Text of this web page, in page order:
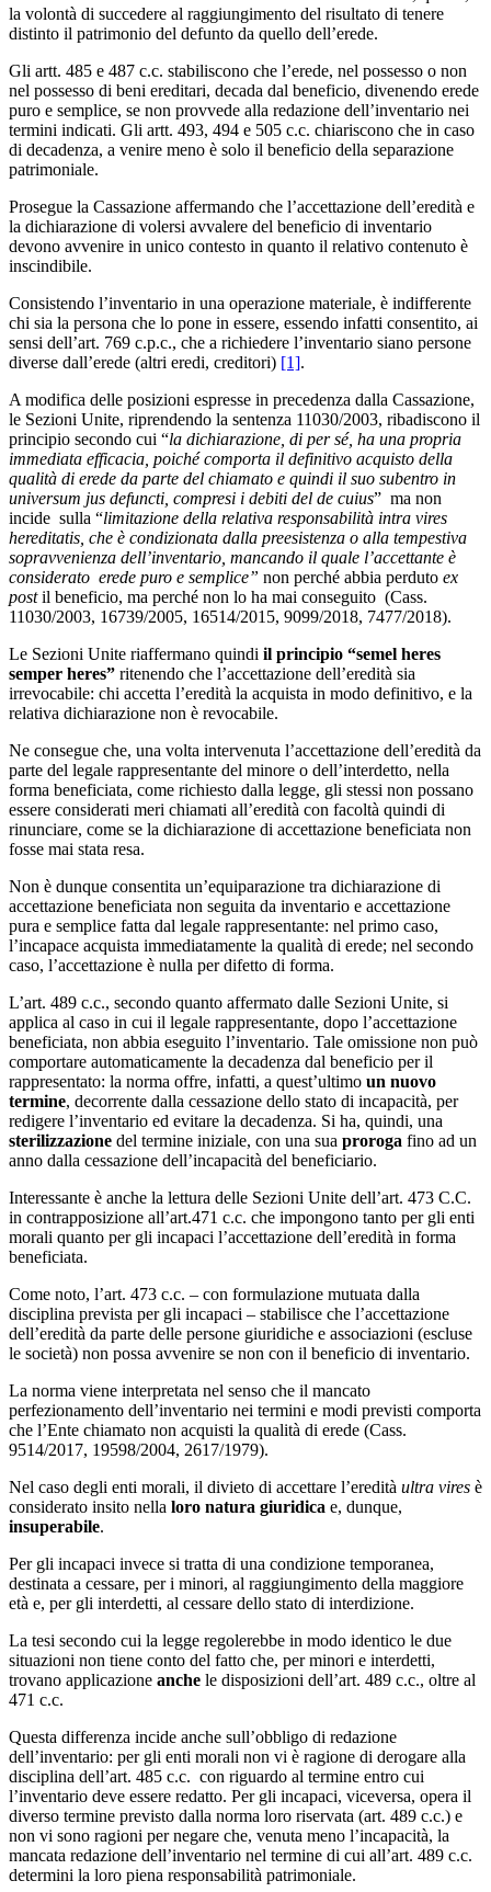
la volontà di succedere al raggiungimento del risultato di tenere
distinto il patrimonio del defunto da quello dell’erede.
Gli artt. 485 e 487 c.c. stabiliscono che l’erede, nel possesso o non
nel possesso di beni ereditari, decada dal beneficio, divenendo erede
puro e semplice, se non provvede alla redazione dell’inventario nei
termini indicati. Gli artt. 493, 494 e 505 c.c. chiariscono che in caso
di decadenza, a venire meno è solo il beneficio della separazione
patrimoniale.
Prosegue la Cassazione affermando che l’accettazione dell’eredità e
la dichiarazione di volersi avvalere del beneficio di inventario
devono avvenire in unico contesto in quanto il relativo contenuto è
inscindibile.
Consistendo l’inventario in una operazione materiale, è indifferente
chi sia la persona che lo pone in essere, essendo infatti consentito, ai
sensi dell’art. 769 c.p.c., che a richiedere l’inventario siano persone
diverse dall’erede (altri eredi, creditori) [1].
A modifica delle posizioni espresse in precedenza dalla Cassazione,
le Sezioni Unite, riprendendo la sentenza 11030/2003, ribadiscono il
principio secondo cui “la dichiarazione, di per sé, ha una propria
immediata efficacia, poiché comporta il definitivo acquisto della
qualità di erede da parte del chiamato e quindi il suo subentro in
universum jus defuncti, compresi i debiti del de cuius” ma non
incide sulla “limitazione della relativa responsabilità intra vires
hereditatis, che è condizionata dalla preesistenza o alla tempestiva
sopravvenienza dell’inventario, mancando il quale l’accettante è
considerato erede puro e semplice” non perché abbia perduto ex
postil beneficio, ma perché non lo ha mai conseguito (Cass.
11030/2003, 16739/2005, 16514/2015, 9099/2018, 7477/2018).
Le Sezioni Unite riaffermano quindi il principio “semel heres
semper heres” ritenendo che l’accettazione dell’eredità sia
irrevocabile: chi accetta l’eredità la acquista in modo definitivo, e la
relativa dichiarazione non è revocabile.
Ne consegue che, una volta intervenuta l’accettazione dell’eredità da
parte del legale rappresentante del minore o dell’interdetto, nella
forma beneficiata, come richiesto dalla legge, gli stessi non possano
essere considerati meri chiamati all’eredità con facoltà quindi di
rinunciare, come se la dichiarazione di accettazione beneficiata non
fosse mai stata resa.
Non è dunque consentita un’equiparazione tra dichiarazione di
accettazione beneficiata non seguita da inventario e accettazione
pura e semplice fatta dal legale rappresentante: nel primo caso,
l’incapace acquista immediatamente la qualità di erede; nel secondo
caso, l’accettazione è nulla per difetto di forma.
L’art. 489 c.c., secondo quanto affermato dalle Sezioni Unite, si
applica al caso in cui il legale rappresentante, dopo l’accettazione
beneficiata, non abbia eseguito l’inventario. Tale omissione non può
comportare automaticamente la decadenza dal beneficio per il
rappresentato: la norma offre, infatti, a quest’ultimo un nuovo
termine, decorrente dalla cessazione dello stato di incapacità, per
redigere l’inventario ed evitare la decadenza. Si ha, quindi, una
sterilizzazione del termine iniziale, con una sua proroga fino ad un
anno dalla cessazione dell’incapacità del beneficiario.
Interessante è anche la lettura delle Sezioni Unite dell’art. 473 C.C.
in contrapposizione all’art.471 c.c. che impongono tanto per gli enti
morali quanto per gli incapaci l’accettazione dell’eredità in forma
beneficiata.
Come noto, l’art. 473 c.c. – con formulazione mutuata dalla
disciplina prevista per gli incapaci – stabilisce che l’accettazione
dell’eredità da parte delle persone giuridiche e associazioni (escluse
le società) non possa avvenire se non con il beneficio di inventario.
La norma viene interpretata nel senso che il mancato
perfezionamento dell’inventario nei termini e modi previsti comporta
che l’Ente chiamato non acquisti la qualità di erede (Cass.
9514/2017, 19598/2004, 2617/1979).
Nel caso degli enti morali, il divieto di accettare l’eredità ultra vires è
considerato insito nella loro natura giuridica e, dunque,
insuperabile.
Per gli incapaci invece si tratta di una condizione temporanea,
destinata a cessare, per i minori, al raggiungimento della maggiore
età e, per gli interdetti, al cessare dello stato di interdizione.
La tesi secondo cui la legge regolerebbe in modo identico le due
situazioni non tiene conto del fatto che, per minori e interdetti,
trovano applicazione anche le disposizioni dell’art. 489 c.c., oltre al
471 c.c.
Questa differenza incide anche sull’obbligo di redazione
dell’inventario: per gli enti morali non vi è ragione di derogare alla
disciplina dell’art. 485 c.c. con riguardo al termine entro cui
l’inventario deve essere redatto. Per gli incapaci, viceversa, opera il
diverso termine previsto dalla norma loro riservata (art. 489 c.c.) e
non vi sono ragioni per negare che, venuta meno l’incapacità, la
mancata redazione dell’inventario nel termine di cui all’art. 489 c.c.
determini la loro piena responsabilità patrimoniale.